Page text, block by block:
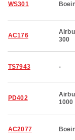
WS301
AC176
300
TS7943 -
PD402
1000
AC2077